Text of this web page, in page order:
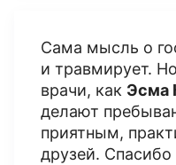
Сама мысль о
и травмирует.
врачи, как Эсма
делают
приятным,
друзей.